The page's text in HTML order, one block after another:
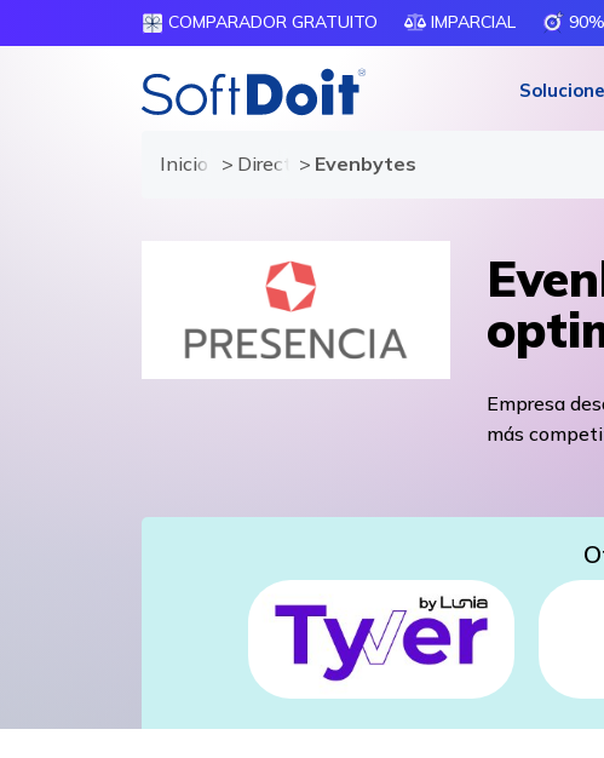
COMPARADOR GRATUITO IMPARCIAL
Inicio Directorio de proveedores
Evenbytes
Empresa
más